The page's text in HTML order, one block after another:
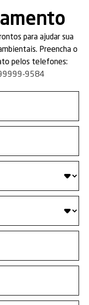
para ajudar sua
Preencha o
pelos telefones:
9584